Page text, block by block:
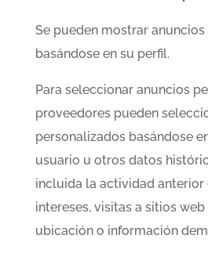
Se pueden mostrar
basándose en su perfil.
Para seleccionar anuncios
proveedores pueden
personalizados basándose
usuario u otros datos
incluida la actividad anterior
intereses, visitas a sitios
ubicación o información